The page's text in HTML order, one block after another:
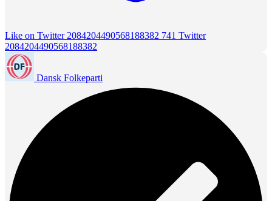
Like on Twitter 2084204490568188382 741 Twitter
2084204490568188382
Dansk Folkeparti